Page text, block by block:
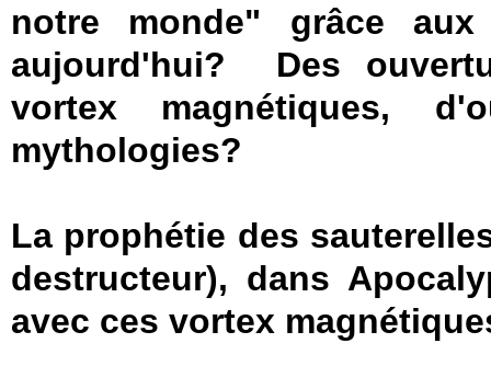
notre monde" grâce
aujourd'hui? Des
vortex magnétiques,
mythologies?
La prophétie des
destructeur), dans
avec ces vortex